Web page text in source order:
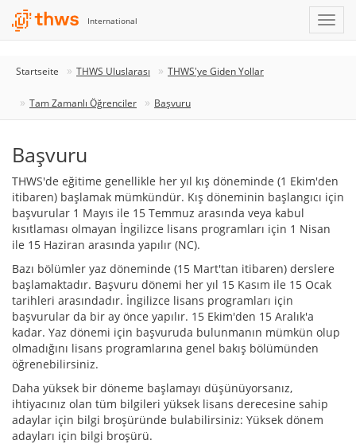
International
Startseite THWS Uluslarası THWS'ye Giden Yollar
Tam Zamanlı Öğrenciler Başvuru
Başvuru
THWS'de eğitime genellikle her yıl kış döneminde (1 Ekim'den
itibaren) başlamak mümkündür. Kış döneminin başlangıcı için
başvurular 1 Mayıs ile 15 Temmuz arasında veya kabul
kısıtlaması olmayan İngilizce lisans programları için 1 Nisan
ile 15 Haziran arasında yapılır (NC).
Bazı bölümler yaz döneminde (15 Mart'tan itibaren) derslere
başlamaktadır. Başvuru dönemi her yıl 15 Kasım ile 15 Ocak
tarihleri arasındadır. İngilizce lisans programları için
başvurular da bir ay önce yapılır. 15 Ekim'den 15 Aralık'a
kadar. Yaz dönemi için başvuruda bulunmanın mümkün olup
olmadığını lisans programlarına genel bakış bölümünden
öğrenebilirsiniz.
Daha yüksek bir döneme başlamayı düşünüyorsanız,
ihtiyacınız olan tüm bilgileri yüksek lisans derecesine sahip
adaylar için bilgi broşüründe bulabilirsiniz: Yüksek dönem
adayları için bilgi broşürü.